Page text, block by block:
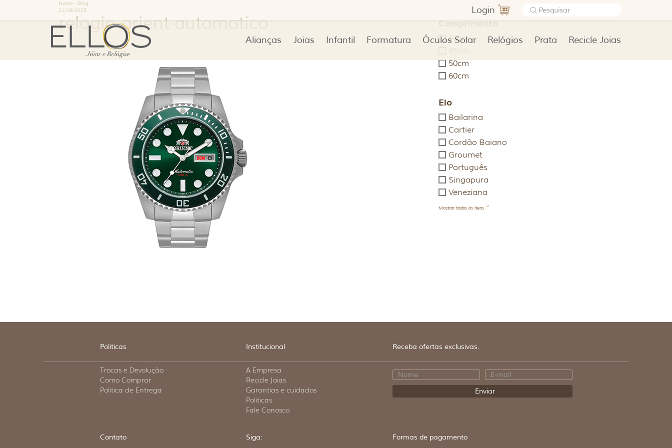
Login
Alianças Joias Infantil Formatura Óculos Solar Relógios Prata Recicle Joias
Home - Blog
21/10/2025
relogio-orient-automatico Comprimento
40cm
50cm
60cm
Elo
Bailarina
Cartier
Cordão Baiano
Groumet
Português
Singapura
Veneziana
Mostrar todos os itens
Politicas Institucional Receba ofertas exclusivas.
Trocas e Devolução
Como Comprar
Politica de Entrega
A Empresa
Recicle Joias
Garantias e cuidados
Politicas
Fale Conosco
Contato Siga: Formas de pagamento